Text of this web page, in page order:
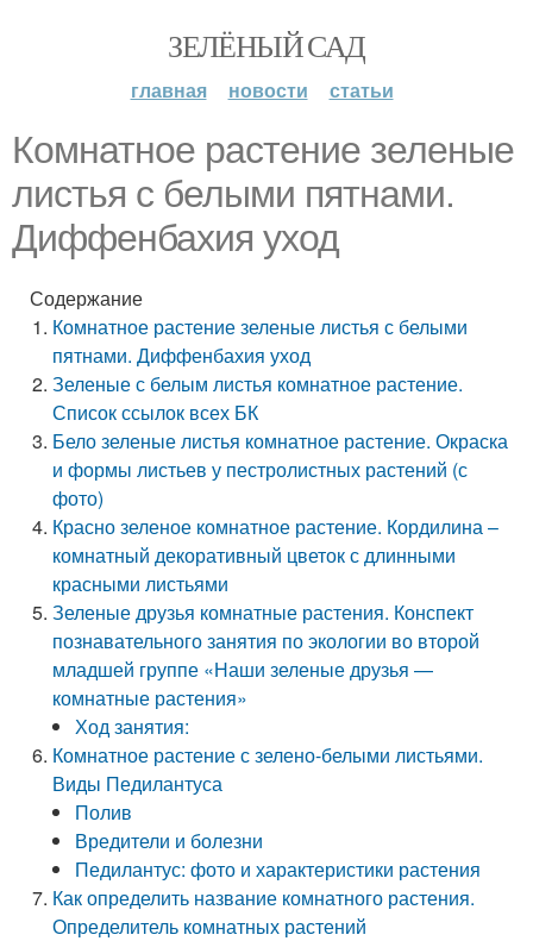
ЗЕЛЁНЫЙ САД
главная новости статьи
Комнатное растение зеленые
листья с белыми пятнами.
Диффенбахия уход
Содержание
Комнатное растение зеленые листья с белыми
пятнами. Диффенбахия уход
Зеленые с белым листья комнатное растение.
Список ссылок всех БК
Бело зеленые листья комнатное растение. Окраска
и формы листьев у пестролистных растений (с
фото)
Красно зеленое комнатное растение. Кордилина –
комнатный декоративный цветок с длинными
красными листьями
Зеленые друзья комнатные растения. Конспект
познавательного занятия по экологии во второй
младшей группе «Наши зеленые друзья —
комнатные растения»
Ход занятия:
Комнатное растение с зелено-белыми листьями.
Виды Педилантуса
Полив
Вредители и болезни
Педилантус: фото и характеристики растения
Как определить название комнатного растения.
Определитель комнатных растений